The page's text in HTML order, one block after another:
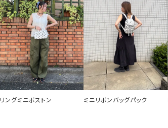
リングミニボストン ミニリボンバッグパック